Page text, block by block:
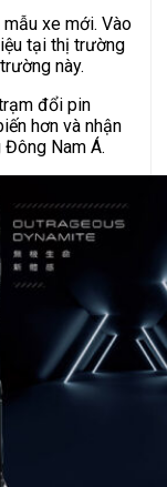
xe mới. Vào
tại thị trường
này.
đổi pin
hơn và nhận
Nam Á.